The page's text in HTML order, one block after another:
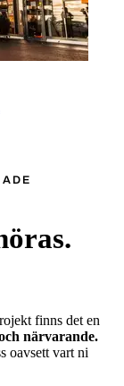
finns det en
närvarande.
oavsett vart ni